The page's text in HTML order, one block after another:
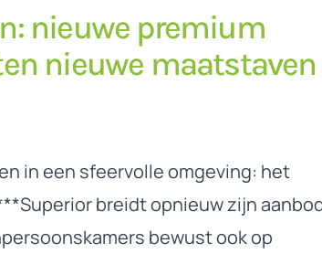
nieuwe premium
nieuwe maatstaven
in een sfeervolle omgeving: het
breidt opnieuw zijn
bewust ook op